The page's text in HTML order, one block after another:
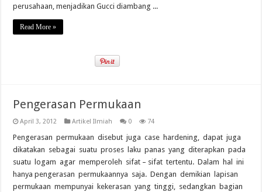
perusahaan, menjadikan Gucci diambang ...
Read More »
Pengerasan Permukaan
April 3, 2012 Artikel Ilmiah 0 74
Pengerasan permukaan disebut juga case hardening, dapat juga
dikatakan sebagai suatu proses laku panas yang diterapkan pada
suatu logam agar memperoleh sifat – sifat tertentu. Dalam hal ini
hanya pengerasan permukaannya saja. Dengan demikian lapisan
permukaan mempunyai kekerasan yang tinggi, sedangkan bagian